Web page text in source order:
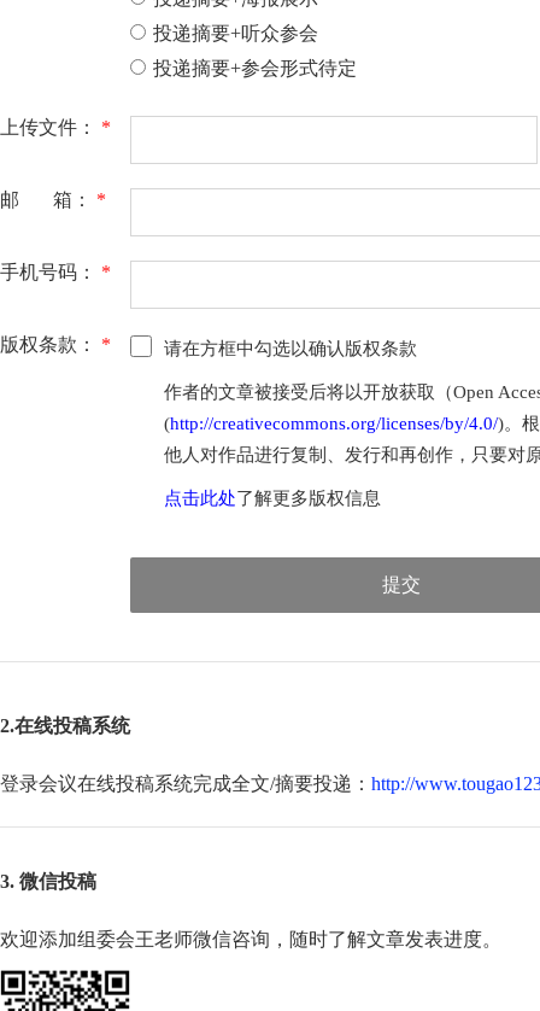
投递摘要+听众参会
投递摘要+参会形式待定
上传文件： *
邮 箱： *
手机号码： *
版权条款： * 请在方框中勾选以确认版权条款
作者的文章被接受后将以开放获取（Open
(http://creativecommons.org/licenses/by/4.0/)。
他人对作品进行复制、发行和再创作，只要对
点击此处了解更多版权信息
提交
2.在线投稿系统
登录会议在线投稿系统完成全文/摘要投递： http://
3. 微信投稿
欢迎添加组委会王老师微信咨询，随时了解文章发表进度。